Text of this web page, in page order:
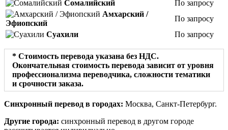
Сомалийский
По запросу
Амхарский /
Эфиопский
По запросу
Суахили
По запросу
* Стоимость перевода указана без НДС.
Окончательная стоимость перевода зависит от уровня
профессионализма переводчика, сложности тематики
и срочности заказа.
Синхронный перевод в городах: Москва, Санкт-Петербург.
Другие города: синхронный перевод в другом городе